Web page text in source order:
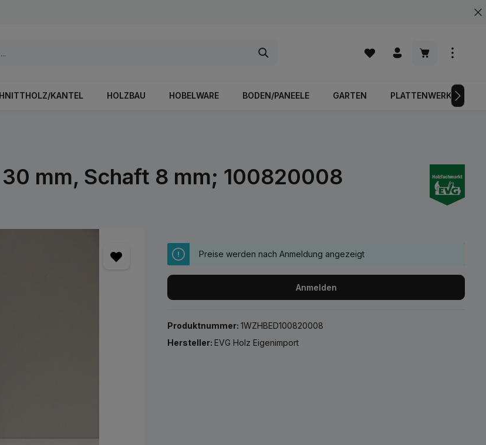
Warenkorb
KANTEL HOLZBAU HOBELWARE BODEN/PANEELE GARTEN PLATTENWERKSTOFFE
mm, Schaft 8 mm; 100820008
Preise werden nach Anmeldung angezeigt
Anmelden
Produktnummer:1WZHBED100820008
Hersteller:EVG Holz Eigenimport